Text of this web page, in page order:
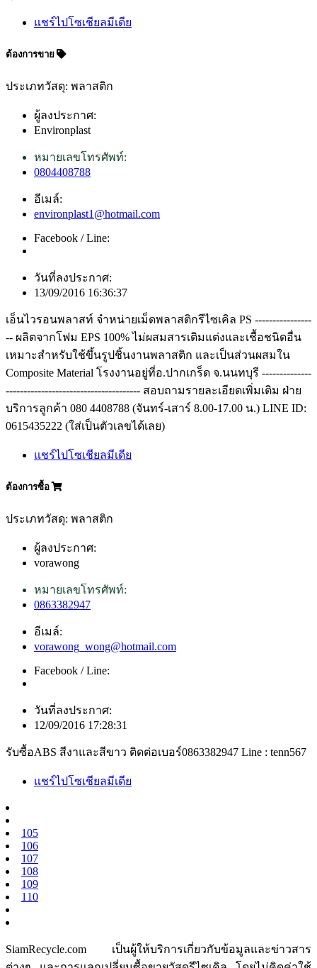
แชร์ไปโซเชียลมีเดีย
ต้องการขาย
ประเภทวัสดุ: พลาสติก
ผู้ลงประกาศ:
Environplast
หมายเลขโทรศัพท์:
0804408788
อีเมล์:
environplast1@hotmail.com
Facebook / Line:
วันที่ลงประกาศ:
13/09/2016 16:36:37
เอ็นไวรอนพลาสท์ จำหน่ายเม็ดพลาสติกรีไซเคิล PS ----------------
-- ผลิตจากโฟม EPS 100% ไม่ผสมสารเติมแต่งและเชื้อชนิดอื่น
เหมาะสำหรับใช้ขึ้นรูปชิ้นงานพลาสติก และเป็นส่วนผสมใน
Composite Material โรงงานอยู่ที่อ.ปากเกร็ด จ.นนทบุรี --------------
-------------------------------------- สอบถามรายละเอียดเพิ่มเติม ฝ่าย
บริการลูกค้า 080 4408788 (จันทร์-เสาร์ 8.00-17.00 น.) LINE ID:
0615435222 (ใส่เป็นตัวเลขได้เลย)
แชร์ไปโซเชียลมีเดีย
ต้องการซื้อ
ประเภทวัสดุ: พลาสติก
ผู้ลงประกาศ:
vorawong
หมายเลขโทรศัพท์:
0863382947
อีเมล์:
vorawong_wong@hotmail.com
Facebook / Line:
วันที่ลงประกาศ:
12/09/2016 17:28:31
รับซื้อABS สีงาและสีขาว ติดต่อเบอร์0863382947 Line : tenn567
แชร์ไปโซเชียลมีเดีย
105
106
107
108
109
110
SiamRecycle.com เป็นผู้ให้บริการเกี่ยวกับข้อมูลและข่าวสาร